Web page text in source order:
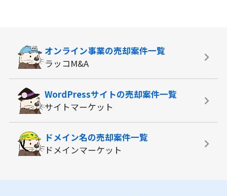
オンライン事業の売却案件一覧
ラッコM&A
WordPressサイトの売却案件一覧
サイトマーケット
ドメイン名の売却案件一覧
ドメインマーケット